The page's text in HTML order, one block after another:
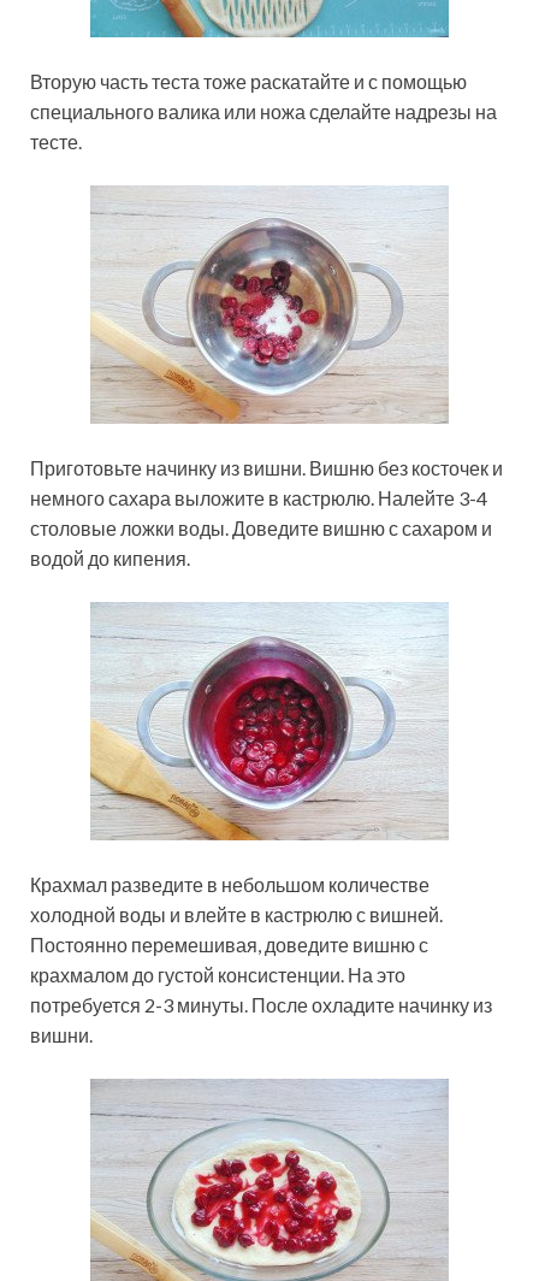
Вторую часть теста тоже раскатайте и с помощью
специального валика или ножа сделайте надрезы на
тесте.
Приготовьте начинку из вишни. Вишню без косточек и
немного сахара выложите в кастрюлю. Налейте 3-4
столовые ложки воды. Доведите вишню с сахаром и
водой до кипения.
Крахмал разведите в небольшом количестве
холодной воды и влейте в кастрюлю с вишней.
Постоянно перемешивая, доведите вишню с
крахмалом до густой консистенции. На это
потребуется 2-3 минуты. После охладите начинку из
вишни.